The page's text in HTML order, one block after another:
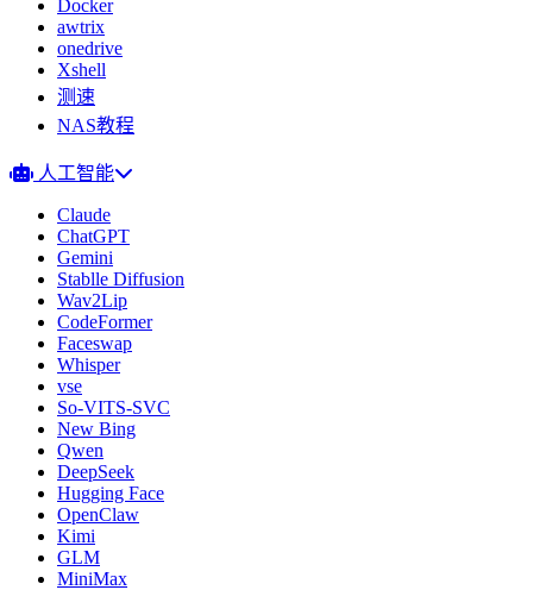
Docker
awtrix
onedrive
Xshell
测速
NAS教程
人工智能
Claude
ChatGPT
Gemini
Stablle Diffusion
Wav2Lip
CodeFormer
Faceswap
Whisper
vse
So-VITS-SVC
New Bing
Qwen
DeepSeek
Hugging Face
OpenClaw
Kimi
GLM
MiniMax